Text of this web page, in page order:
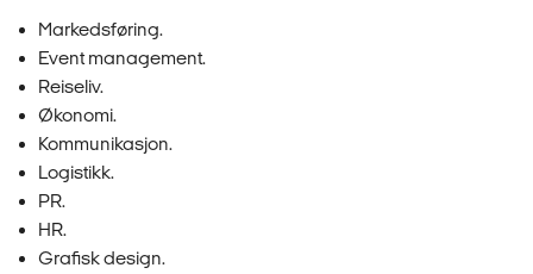
Markedsføring.
Event management.
Reiseliv.
Økonomi.
Kommunikasjon.
Logistikk.
PR.
HR.
Grafisk design.